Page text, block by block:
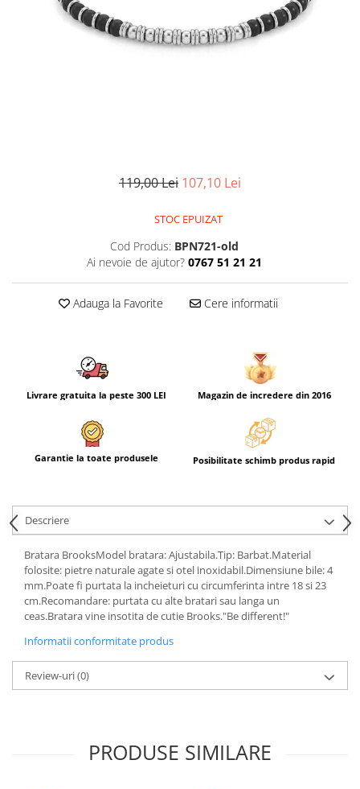
CEASURI DAMA
119,00 Lei 107,10 Lei
STOC EPUIZAT
Cod Produs: BPN721-old
Ai nevoie de ajutor? 0767 51 21 21
Adauga la Favorite Cere informatii
Livrare gratuita la peste 300 LEI Magazin de incredere din 2016
Garantie la toate produsele Posibilitate schimb produs rapid
Descriere
Bratara BrooksModel bratara: Ajustabila.Tip: Barbat.Material
folosite: pietre naturale agate si otel inoxidabil.Dimensiune bile: 4
mm.Poate fi purtata la incheieturi cu circumferinta intre 18 si 23
cm.Recomandare: purtata cu alte bratari sau langa un
ceas.Bratara vine insotita de cutie Brooks."Be different!"
Informatii conformitate produs
Review-uri(0)
PRODUSE SIMILARE